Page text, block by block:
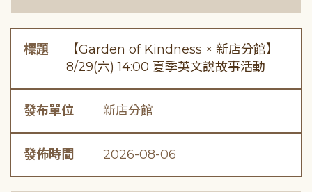
標題
【Garden of Kindness × 新店分館】
8/29(六) 14:00 夏季英文說故事活動
發布單位 新店分館
發佈時間 2026-08-06